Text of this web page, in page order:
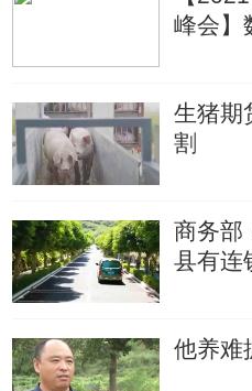
峰会】
生猪期
割
商务部
县有连
他养难